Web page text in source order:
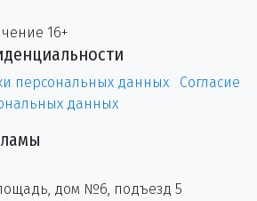
16+
персональных данных
Согласие
данных
дом №6, подъезд 5